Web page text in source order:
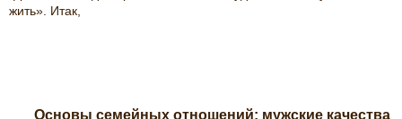
жить». Итак,
Основы семейных отношений: мужские качества